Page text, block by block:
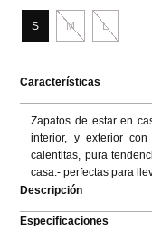
L
M
S
Características
Zapatos de estar en
interior, y exterior
calentitas, pura
casa.- perfectas para
Descripción
Especificaciones